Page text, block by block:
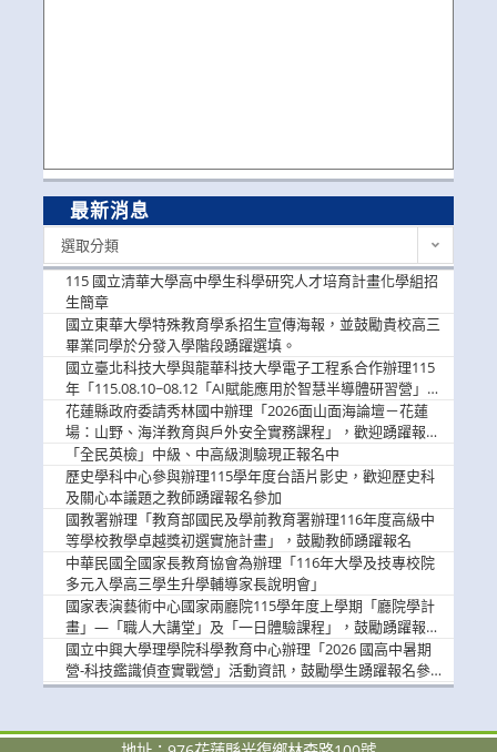
最新消息
選取分類
115 國立清華大學高中學生科學研究人才培育計畫化學組招
生簡章
國立東華大學特殊教育學系招生宣傳海報，並鼓勵貴校高三
畢業同學於分發入學階段踴躍選填。
國立臺北科技大學與龍華科技大學電子工程系合作辦理115
年「115.08.10~08.12「AI賦能應用於智慧半導體研習營」，
歡迎學生踴躍報名參加
花蓮縣政府委請秀林國中辦理「2026面山面海論壇－花蓮
場：山野、海洋教育與戶外安全實務課程」，歡迎踴躍報名
參加
「全民英檢」中級、中高級測驗現正報名中
歷史學科中心參與辦理115學年度台語片影史，歡迎歷史科
及關心本議題之教師踴躍報名參加
國教署辦理「教育部國民及學前教育署辦理116年度高級中
等學校教學卓越獎初選實施計畫」，鼓勵教師踴躍報名
中華民國全國家長教育協會為辦理「116年大學及技專校院
多元入學高三學生升學輔導家長說明會」
國家表演藝術中心國家兩廳院115學年度上學期「廳院學計
畫」—「職人大講堂」及「一日體驗課程」，鼓勵踴躍報名
參與。
國立中興大學理學院科學教育中心辦理「2026 國高中暑期
營-科技鑑識偵查實戰營」活動資訊，鼓勵學生踴躍報名參
加。